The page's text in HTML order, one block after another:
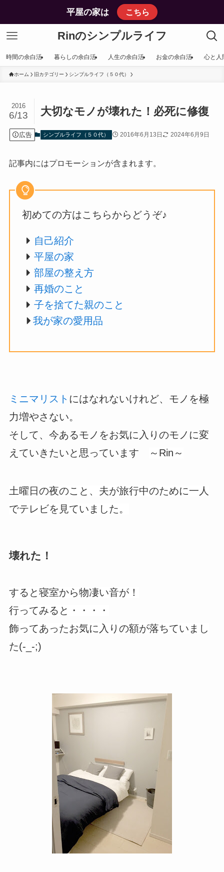
平屋の家は こちら
Rinのシンプルライフ
時間の余白活 暮らしの余白活 人生の余白活 お金の余白活 心と人
ホーム 旧カテゴリー シンプルライフ（５０代）
大切なモノが壊れた！必死に修復
2016
6/13
広告 シンプルライフ（５０代） 2016年6月13日 2024年6月9日
記事内にはプロモーションが含まれます。
初めての方はこちらからどうぞ♪
自己紹介
平屋の家
部屋の整え方
再婚のこと
子を捨てた親のこと
我が家の愛用品
ミニマリスト にはなれないけれど、モノを極
力増やさない。
そして、今あるモノをお気に入りのモノに変
えていきたいと思っています
～ Rin ～
土曜日の夜のこと、夫が旅行中のために一人
でテレビを見ていました。
壊れた！
すると寝室から物凄い音が！
行ってみると・・・・
飾ってあったお気に入りの額が落ちていまし
た(-_-;)